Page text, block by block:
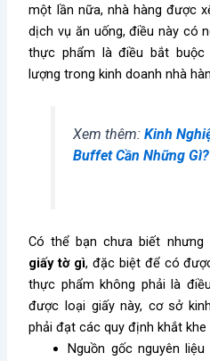
một lần nữa, nhà hàng được
dịch vụ ăn uống, điều này có
thực phẩm là điều bắt
lượng trong kinh doanh nhà
Xem thêm: Kinh
Buffet Cần Những Gì?
Có thể bạn chưa biết nhưng
giấy tờ gì, đặc biệt để có
thực phẩm không phải là
được loại giấy này, cơ sở
phải đạt các quy định khắt khe
Nguồn gốc nguyên